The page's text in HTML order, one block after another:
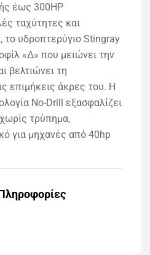
έως 300HP
ταχύτητες και
το υδροπτερύγιο Stingray
«Δ» που μειώνει την
βελτιώνει τη
επιμήκεις άκρες του. Η
No-Drill εξασφαλίζει
τρύπημα,
για μηχανές από 40hp